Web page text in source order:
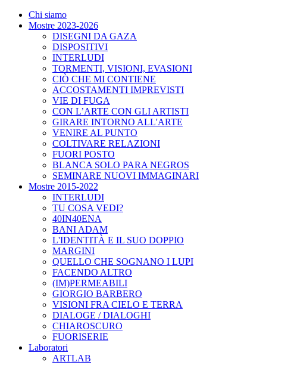
Chi siamo
Mostre 2023-2026
DISEGNI DA GAZA
DISPOSITIVI
INTERLUDI
TORMENTI, VISIONI, EVASIONI
CIÒ CHE MI CONTIENE
ACCOSTAMENTI IMPREVISTI
VIE DI FUGA
CON L’ARTE CON GLI ARTISTI
GIRARE INTORNO ALL'ARTE
VENIRE AL PUNTO
COLTIVARE RELAZIONI
FUORI POSTO
BLANCA SOLO PARA NEGROS
SEMINARE NUOVI IMMAGINARI
Mostre 2015-2022
INTERLUDI
TU COSA VEDI?
40IN40ENA
BANI ADAM
L'IDENTITÀ E IL SUO DOPPIO
MARGINI
QUELLO CHE SOGNANO I LUPI
FACENDO ALTRO
(IM)PERMEABILI
GIORGIO BARBERO
VISIONI FRA CIELO E TERRA
DIALOGE / DIALOGHI
CHIAROSCURO
FUORISERIE
Laboratori
ARTLAB